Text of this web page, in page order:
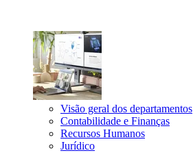
Visão geral dos departamentos
Contabilidade e Finanças
Recursos Humanos
Jurídico